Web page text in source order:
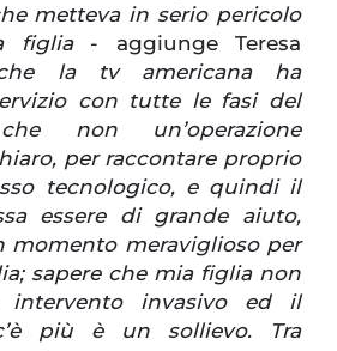
metteva in serio pericolo
figlia- aggiunge Teresa
la tv americana ha
con tutte le fasi del
non un’operazione
per raccontare proprio
tecnologico, e quindi il
essere di grande aiuto,
momento meraviglioso per
sapere che mia figlia non
invasivo ed il
più è un sollievo. Tra